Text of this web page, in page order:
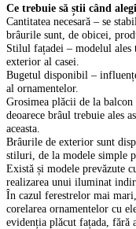
Ce trebuie să știi când
Cantitatea necesară – se
brâurile sunt, de obicei,
Stilul fațadei – modelul ales
exterior al casei.
Bugetul disponibil –
al ornamentelor.
Grosimea plăcii de la balcon
deoarece brâul trebuie ales
aceasta.
Brâurile de exterior sunt
stiluri, de la modele simple
Există și modele prevăzute
realizarea unui iluminat
În cazul ferestrelor mai
corelarea ornamentelor cu
evidenția plăcut fațada, fără